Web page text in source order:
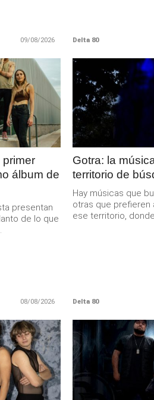
09/08/2026 Delta 80
álbum de
presentan
de lo que
08/08/2026
Gotra: la
territorio de
Hay músicas que
otras que prefieren
ese territorio,
Delta 80